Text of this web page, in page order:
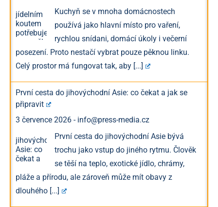
Kuchyň se v mnoha domácnostech
používá jako hlavní místo pro vaření,
rychlou snídani, domácí úkoly i večerní
posezení. Proto nestačí vybrat pouze pěknou linku.
Celý prostor má fungovat tak, aby [...]
První cesta do jihovýchodní Asie: co čekat a jak se
připravit
3 července 2026 - info@press-media.cz
První cesta do jihovýchodní Asie bývá
trochu jako vstup do jiného rytmu. Člověk
se těší na teplo, exotické jídlo, chrámy,
pláže a přírodu, ale zároveň může mít obavy z
dlouhého [...]